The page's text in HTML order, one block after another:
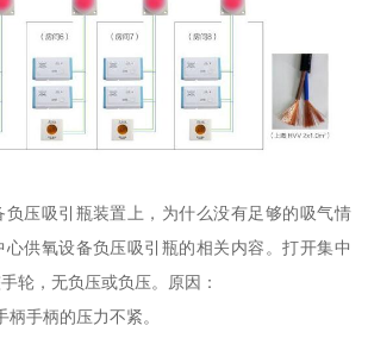
负压吸引瓶装置上，为什么没有足够的吸气情
供氧设备负压吸引瓶的相关内容。打开集中
轮，无负压或负压。原因：
柄手柄的压力不紧。